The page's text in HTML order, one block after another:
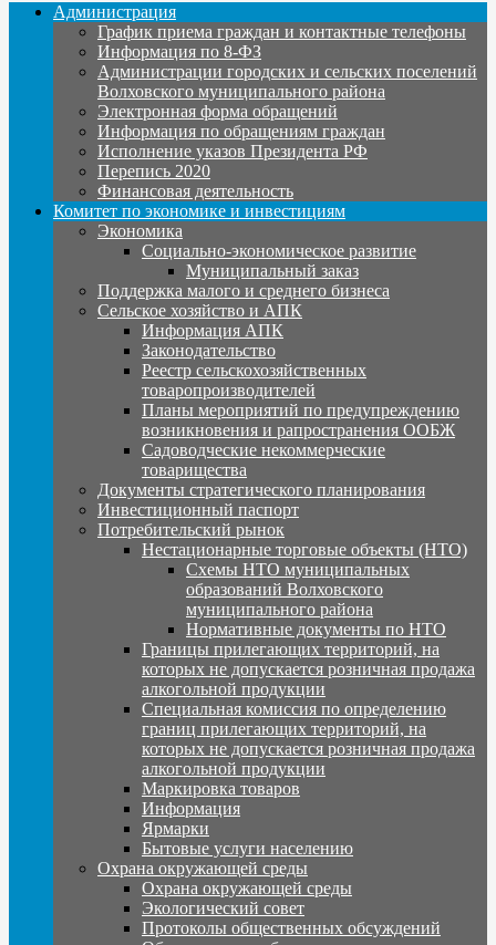
Администрация
График приема граждан и контактные телефоны
Информация по 8-ФЗ
Администрации городских и сельских поселений
Волховского муниципального района
Электронная форма обращений
Информация по обращениям граждан
Исполнение указов Президента РФ
Перепись 2020
Финансовая деятельность
Комитет по экономике и инвестициям
Экономика
Социально-экономическое развитие
Муниципальный заказ
Поддержка малого и среднего бизнеса
Сельское хозяйство и АПК
Информация АПК
Законодательство
Реестр сельскохозяйственных
товаропроизводителей
Планы мероприятий по предупреждению
возникновения и рапространения ООБЖ
Садоводческие некоммерческие
товарищества
Документы стратегического планирования
Инвестиционный паспорт
Потребительский рынок
Нестационарные торговые объекты (НТО)
Схемы НТО муниципальных
образований Волховского
муниципального района
Нормативные документы по НТО
Границы прилегающих территорий, на
которых не допускается розничная продажа
алкогольной продукции
Специальная комиссия по определению
границ прилегающих территорий, на
которых не допускается розничная продажа
алкогольной продукции
Маркировка товаров
Информация
Ярмарки
Бытовые услуги населению
Охрана окружающей среды
Охрана окружающей среды
Экологический совет
Протоколы общественных обсуждений